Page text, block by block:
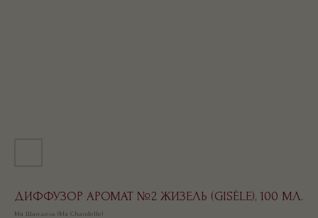
ДИФФУЗОР АРОМАТ №2 ЖИЗЕЛЬ (GISÈLE), 100 МЛ.
Ма Шандель (Ma Chandelle)